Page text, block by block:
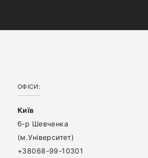
ОФІСИ:
Київ
б-р Шевченка
(м.Університет)
+38068-99-10301